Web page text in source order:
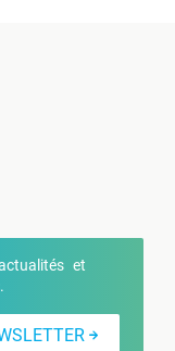
actualités et